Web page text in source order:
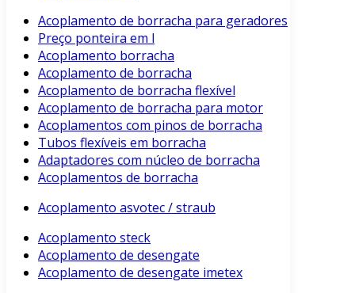
Acoplamento de borracha para geradores
Preço ponteira em l
Acoplamento borracha
Acoplamento de borracha
Acoplamento de borracha flexível
Acoplamento de borracha para motor
Acoplamentos com pinos de borracha
Tubos flexíveis em borracha
Adaptadores com núcleo de borracha
Acoplamentos de borracha
Acoplamento asvotec / straub
Acoplamento steck
Acoplamento de desengate
Acoplamento de desengate imetex